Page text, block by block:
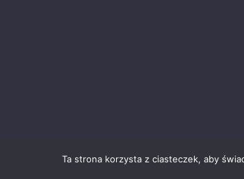
© 2024 PRoto.pl
Ta strona korzysta z ciasteczek, aby